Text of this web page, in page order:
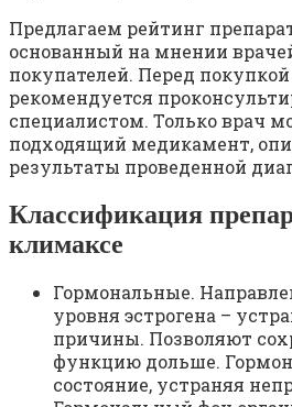
Предлагаем рейтинг
основанный на мнении
покупателей. Перед покупкой
рекомендуется
специалистом. Только врач
подходящий медикамент,
результаты проведенной
Классификация
климаксе
Гормональные.
уровня эстрогена –
причины. Позволяют
функцию дольше.
состояние, устраняя